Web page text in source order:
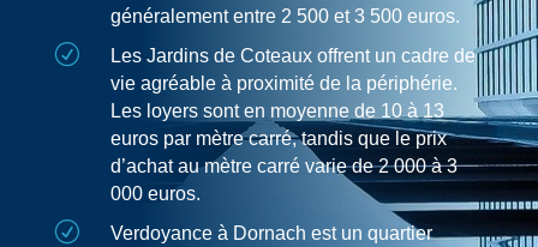
généralement entre 2 500 et 3 500 euros.
R
Les Jardins de Coteaux offrent un cadre de
vie agréable à proximité de la périphérie.
Les loyers sont en moyenne de 10 à 13
euros par mètre carré, tandis que le prix
d’achat au mètre carré varie de 2 000 à 3
000 euros.
R
Verdoyance à Dornach est un quartier